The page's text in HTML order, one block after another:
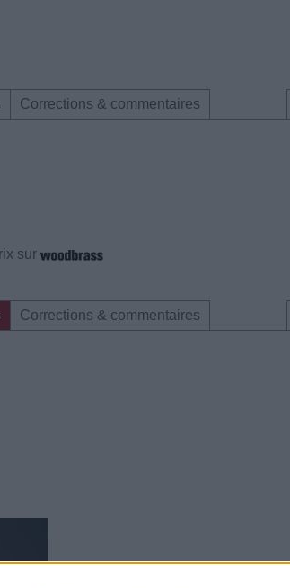
Corrections & commentaires
sur
Corrections & commentaires